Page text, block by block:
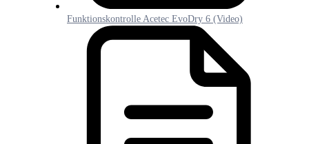
Funktionskontrolle Acetec EvoDry 6 (Video)